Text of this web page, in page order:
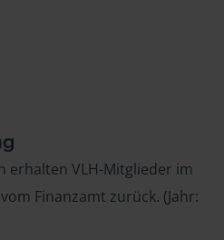
erhalten VLH-Mitglieder im
Finanzamt zurück. (Jahr: